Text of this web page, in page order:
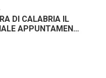
DI CALABRIA IL
APPUNTAMEN…